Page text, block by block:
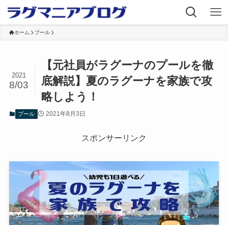
ホーム プール
【元社員がラグーナのプールを徹
底解説】夏のラグーナを家族で攻
略しよう！
2021
8/03
プール 2021年8月3日
スポンサーリンク